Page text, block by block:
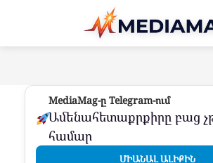
Перейти
контенту
MediaMag-ը Telegram-ում
Ամենահետաքրքիրը բաց
համար
ՄԻԱՆԱԼ ԱԼԻՔԻՆ